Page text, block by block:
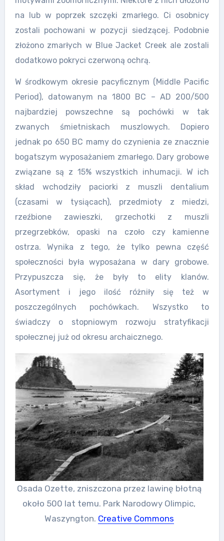
na lub w poprzek szczęki zmarłego. Ci osobnicy
zostali pochowani w pozycji siedzącej. Podobnie
złożono zmarłych w Blue Jacket Creek ale zostali
dodatkowo pokryci czerwoną ochrą.
W środkowym okresie pacyficznym (Middle Pacific
Period), datowanym na 1800 BC – AD 200/500
najbardziej powszechne są pochówki w tak
zwanych śmietniskach muszlowych. Dopiero
jednak po 650 BC mamy do czynienia ze znacznie
bogatszym wyposażaniem zmarłego. Dary grobowe
związane są z 15% wszystkich inhumacji. W ich
skład wchodziły paciorki z muszli dentalium
(czasami w tysiącach), przedmioty z miedzi,
rzeźbione zawieszki, grzechotki z muszli
przegrzebków, opaski na czoło czy kamienne
ostrza. Wynika z tego, że tylko pewna część
społeczności była wyposażana w dary grobowe.
Przypuszcza się, że były to elity klanów.
Asortyment i jego ilość różniły się też w
poszczególnych pochówkach. Wszystko to
świadczy o stopniowym rozwoju stratyfikacji
społecznej już od okresu archaicznego.
Osada Ozette, zniszczona przez lawinę błotną
około 500 lat temu. Park Narodowy Olimpic,
Waszyngton. Creative Commons